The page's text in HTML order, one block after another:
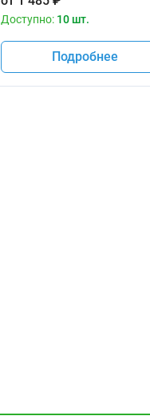
Доступно: 10 шт.
Подробнее